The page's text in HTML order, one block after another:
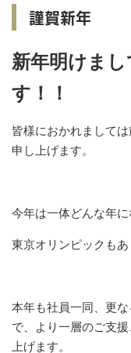
謹賀新年
新年明けま
す！！
皆様におかれまして
申し上げます。
今年は一体どんな年
東京オリンピックも
本年も社員一同、更
で、より一層のご支
上げます。